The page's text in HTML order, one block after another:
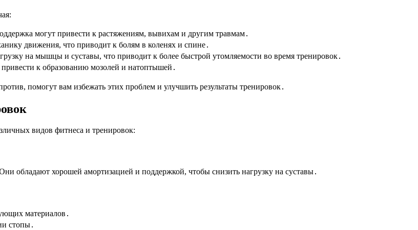
могут привести к растяжениям, вывихам и другим травмам․
движения, что приводит к болям в коленях и спине․
на мышцы и суставы, что приводит к более быстрой утомляемости во время тренировок․
к образованию мозолей и натоптышей․
помогут вам избежать этих проблем и улучшить результаты тренировок․
видов фитнеса и тренировок:
обладают хорошей амортизацией и поддержкой, чтобы снизить нагрузку на суставы․
материалов․
стопы․